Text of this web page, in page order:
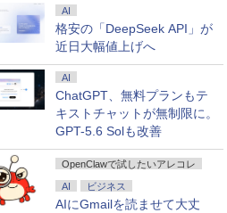
AI
格安の「DeepSeek API」が
近日大幅値上げへ
AI
ChatGPT、無料プランもテ
キストチャットが無制限に。
GPT-5.6 Solも改善
OpenClawで試したいアレコレ
AI ビジネス
AIにGmailを読ませて大丈